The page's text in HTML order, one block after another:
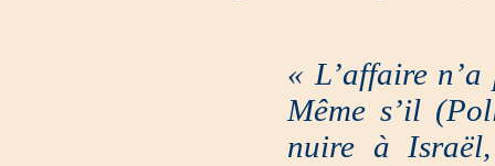
« L’affaire n’a
Même s’il
nuire à